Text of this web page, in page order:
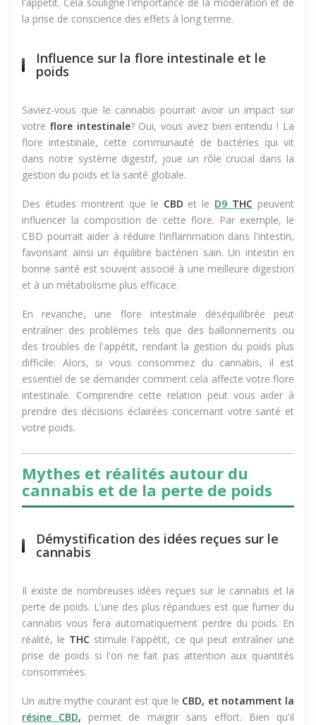
l'appétit. Cela souligne l'importance de la modération et de
la prise de conscience des effets à long terme.
Influence sur la flore intestinale et le
poids
Saviez-vous que le cannabis pourrait avoir un impact sur
votre flore intestinale? Oui, vous avez bien entendu ! La
flore intestinale, cette communauté de bactéries qui vit
dans notre système digestif, joue un rôle crucial dans la
gestion du poids et la santé globale.
Des études montrent que le CBD et le D9 THC peuvent
influencer la composition de cette flore. Par exemple, le
CBD pourrait aider à réduire l'inflammation dans l'intestin,
favorisant ainsi un équilibre bactérien sain. Un intestin en
bonne santé est souvent associé à une meilleure digestion
et à un métabolisme plus efficace.
En revanche, une flore intestinale déséquilibrée peut
entraîner des problèmes tels que des ballonnements ou
des troubles de l'appétit, rendant la gestion du poids plus
difficile. Alors, si vous consommez du cannabis, il est
essentiel de se demander comment cela affecte votre flore
intestinale. Comprendre cette relation peut vous aider à
prendre des décisions éclairées concernant votre santé et
votre poids.
Mythes et réalités autour du
cannabis et de la perte de poids
Démystification des idées reçues sur le
cannabis
Il existe de nombreuses idées reçues sur le cannabis et la
perte de poids. L'une des plus répandues est que fumer du
cannabis vous fera automatiquement perdre du poids. En
réalité, le THC stimule l'appétit, ce qui peut entraîner une
prise de poids si l'on ne fait pas attention aux quantités
consommées.
Un autre mythe courant est que le CBD, et notamment la
résine CBD, permet de maigrir sans effort. Bien qu'il